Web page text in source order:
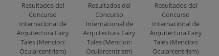
Resultados del
Concurso
Internacional de
Arquitectura Fairy
Tales (Mencion:
Ocularcentrism)
Resultados del
Concurso
Internacional de
Arquitectura Fairy
Tales (Mencion:
Ocularcentrism)
Resultados del
Concurso
Internacional de
Arquitectura Fairy
Tales (Mencion:
Ocularcentrism)